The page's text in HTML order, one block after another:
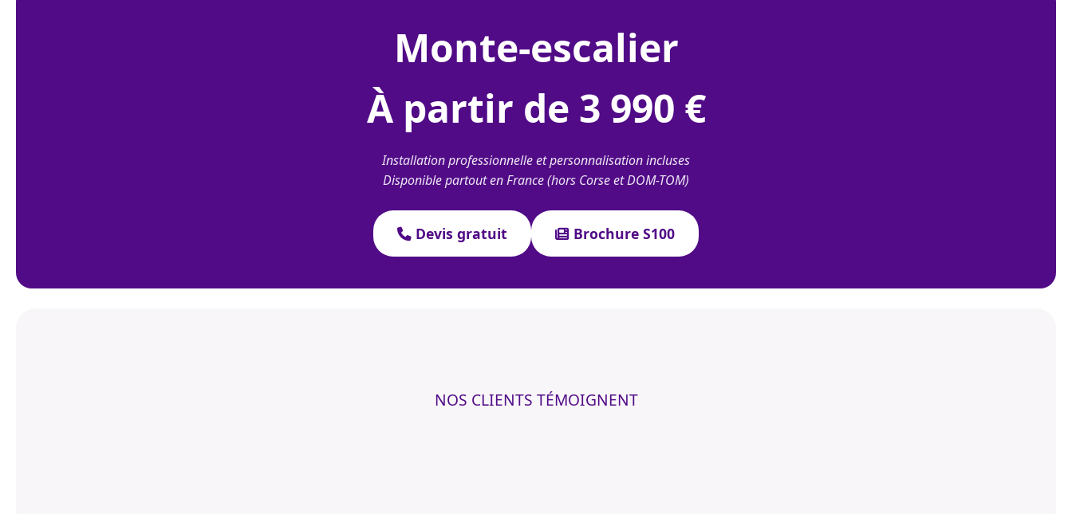
monte-escalier
À partir de 3 990 €
Installation professionnelle et personnalisation incluses
Disponible partout en France (hors Corse et DOM-TOM)
Devis gratuit Brochure S100
NOS CLIENTS TÉMOIGNENT